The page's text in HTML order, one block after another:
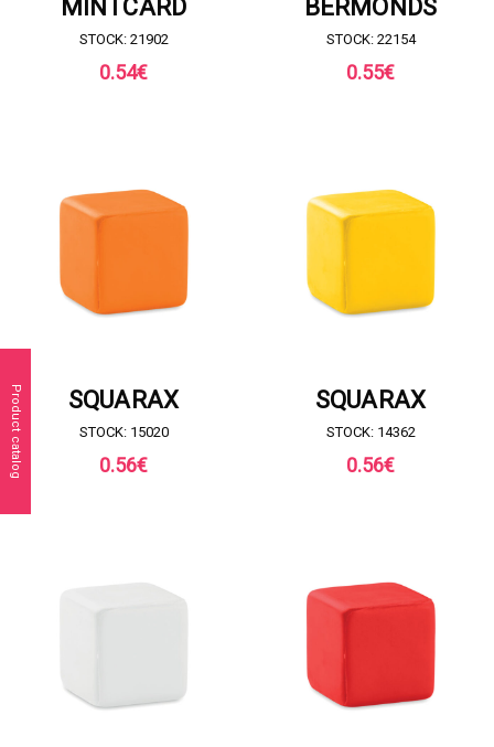
Product catalog
MINTCARD
STOCK: 21902
0.54€
BERMONDS
STOCK: 22154
0.55€
SQUARAX
STOCK: 15020
0.56€
SQUARAX
STOCK: 14362
0.56€